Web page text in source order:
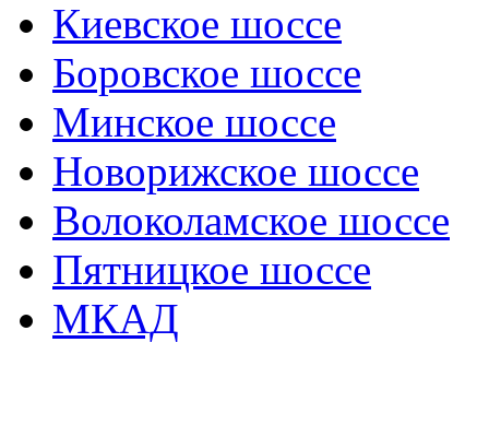
Киевское шоссе
Боровское шоссе
Минское шоссе
Новорижское шоссе
Волоколамское шоссе
Пятницкое шоссе
МКАД